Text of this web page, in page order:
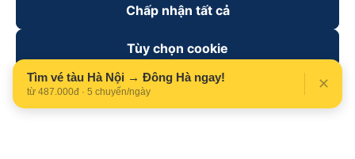
Tìm vé tàu Hà Nội → Đông Hà ngay!
từ 487.000đ · 5 chuyến/ngày ✕
Chấp nhận tất cả
Tùy chọn cookie
Từ chối